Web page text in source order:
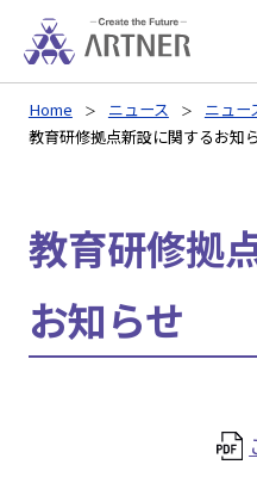
Home ニュース
ニュー
教育研修拠点新設に関するお知
教育研修拠
お知らせ